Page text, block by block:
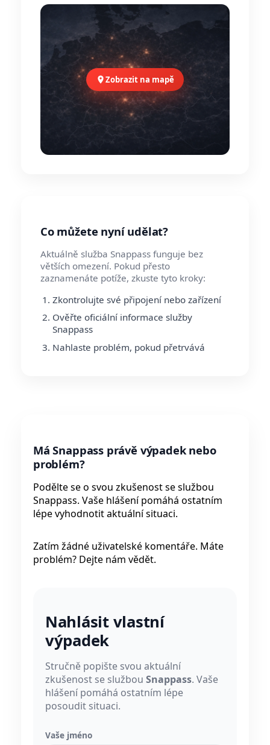
Zobrazit na mapě
Co můžete nyní udělat?
Aktuálně služba Snappass funguje bez
větších omezení. Pokud přesto
zaznamenáte potíže, zkuste tyto kroky:
Zkontrolujte své připojení nebo zařízení
Ověřte oficiální informace služby
Snappass
Nahlaste problém, pokud přetrvává
Má Snappass právě výpadek nebo
problém?
Podělte se o svou zkušenost se službou
Snappass. Vaše hlášení pomáhá ostatním
lépe vyhodnotit aktuální situaci.
Zatím žádné uživatelské komentáře. Máte
problém? Dejte nám vědět.
Nahlásit vlastní
výpadek
Stručně popište svou aktuální
zkušenost se službou Snappass. Vaše
hlášení pomáhá ostatním lépe
posoudit situaci.
Vaše jméno